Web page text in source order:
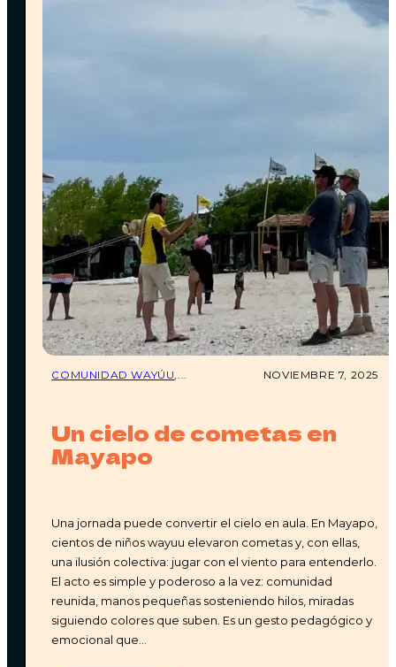
COMUNIDAD WAYÚU NOVIEMBRE 7, 2025
Un cielo de cometas en
Mayapo
Una jornada puede convertir el cielo en aula. En Mayapo,
cientos de niños wayuu elevaron cometas y, con ellas,
una ilusión colectiva: jugar con el viento para entenderlo.
El acto es simple y poderoso a la vez: comunidad
reunida, manos pequeñas sosteniendo hilos, miradas
siguiendo colores que suben. Es un gesto pedagógico y
emocional que…
, es necesario realizar el
+4% comisión bancaria )
• Código QR para transferencias desde otros bancos
¿QUÉ PASA SI NO PUEDO ASISTIR A
MI RESERVA?
Entendemos que pueden surgir imprevistos. Si no
puedes acompañarnos en las fechas que reservaste,
tienes estas opciones:
Cambiar tu fecha de viaje
15 días
Ceder tu reservaa un familiar o amig@.
• Si ninguna de las opciones anteriores es posible,
aplicará unreembolso del 20%
¿CUÁLES SON LAS POLÍTICAS DE
CANCELACIÓN?